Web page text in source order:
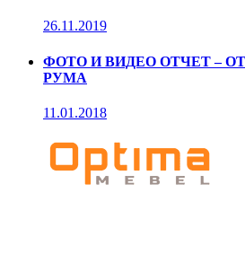
26.11.2019
ФОТО И ВИДЕО ОТЧЕТ –
РУМА
11.01.2018